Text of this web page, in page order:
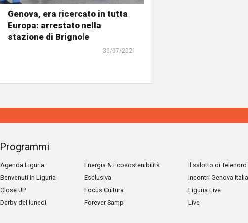
Genova, era ricercato in tutta
Europa: arrestato nella
stazione di Brignole
30/07/2021
Programmi
Agenda Liguria
Benvenuti in Liguria
Close UP
Derby del lunedì
Energia & Ecosostenibilità
Esclusiva
Focus Cultura
Forever Samp
Il salotto di Telenord
Incontri Genova Italia
Liguria Live
Live